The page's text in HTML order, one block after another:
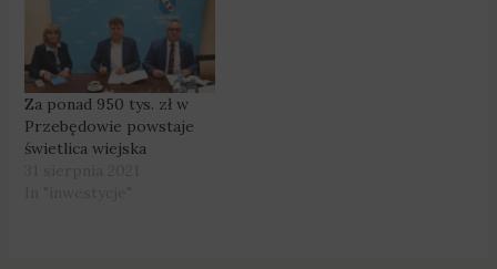
Za ponad 950 tys. zł w
Przebędowie powstaje
świetlica wiejska